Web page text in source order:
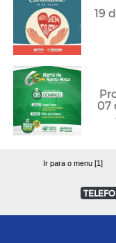
19
07
Ir para o menu [1]